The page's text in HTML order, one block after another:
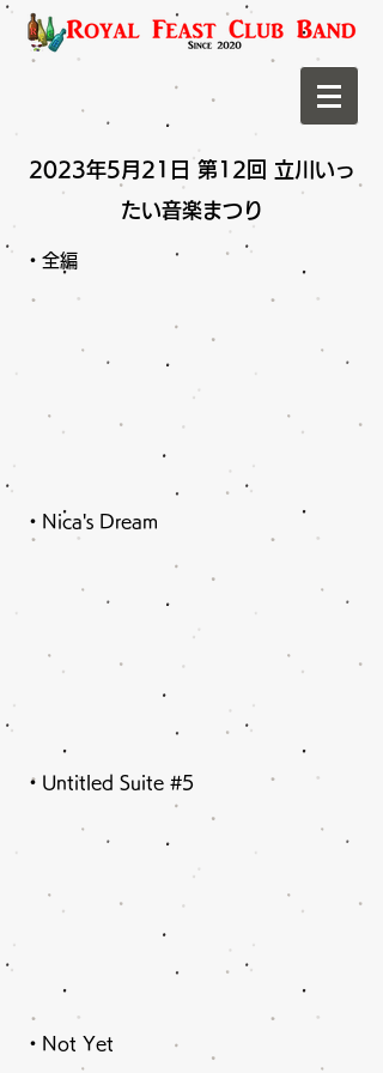
2023年5月21日 第12回 立川いっ
たい音楽まつり
・全編
・Nica's Dream
​・Untitled Suite #5
・Not Yet